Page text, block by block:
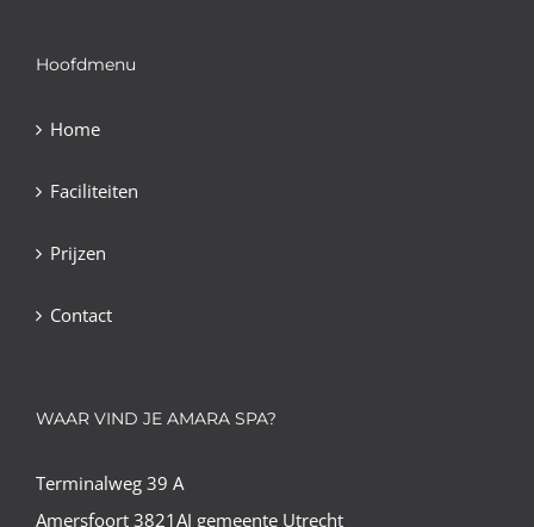
Hoofdmenu
Home
Faciliteiten
Prijzen
Contact
WAAR VIND JE AMARA SPA?
Terminalweg 39 A
Amersfoort 3821AJ gemeente Utrecht